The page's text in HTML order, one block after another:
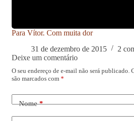
Para Vítor. Com muita dor
31 de dezembro de 2015
2
Deixe um comentário
O seu endereço de e-mail não será publicado.
são marcados com *
Nome*